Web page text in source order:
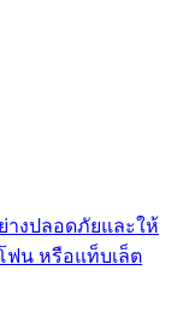
างปลอดภัยและให้
ฟน หรือแท็บเล็ต